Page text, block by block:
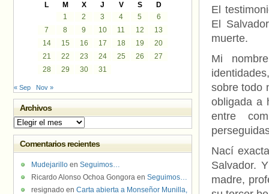
El
El
muerte.
Mi
sobre todo
obligada a
entre
Nací
Salvador.
madre,
L M X J V S
D
1
2 3 4 5
6
7
8 9 10 11 12
13
14
15 16 17 18 19
20
21
22 23 24 25 26
27
28
29 30 31
« Sep Nov »
Archivos
Archivos
Comentarios recientes
Mudejarillo en Seguimos…
Ricardo Alonso Ochoa Gongora en Seguimos…
resignado en Carta abierta a Monseñor Munilla,